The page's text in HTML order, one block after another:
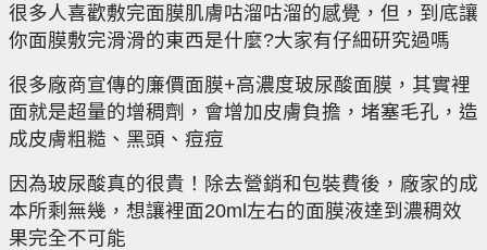
很多人喜歡敷完面膜肌膚咕溜咕溜的感覺，但，到底讓
你面膜敷完滑滑的東西是什麼?大家有仔細研究過嗎
很多廠商宣傳的廉價面膜+高濃度玻尿酸面膜，其實裡
面就是超量的增稠劑，會增加皮膚負擔，堵塞毛孔，造
成皮膚粗糙、黑頭、痘痘
因為玻尿酸真的很貴！除去營銷和包裝費後，廠家的成
本所剩無幾，想讓裡面20ml左右的面膜液達到濃稠效
果完全不可能